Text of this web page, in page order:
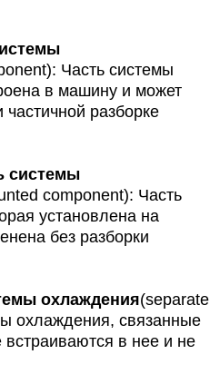
Часть системы
в машину и может
разборке
системы
component): Часть
установлена на
без разборки
охлаждения(separate
охлаждения, связанные
в нее и не